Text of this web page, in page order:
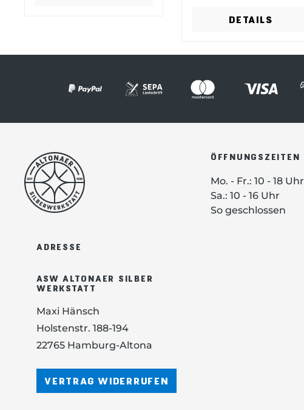
DETAILS
e
ADRESSE
ASW ALTONAER SILBER
WERKSTATT
Maxi Hänsch
Holstenstr. 188-194
22765 Hamburg-Altona
VERTRAG WIDERRUFEN
ÖFFNUNGSZEITEN
Mo. - Fr.: 10 - 18 Uhr
Sa.: 10 - 16 Uhr
So geschlossen